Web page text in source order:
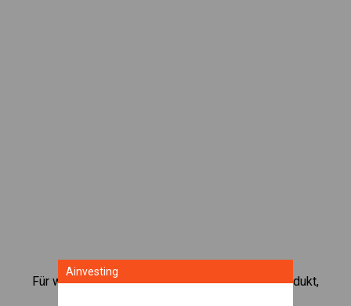
Für weitere Informationen zu diesem Anlageprodukt,
Ainvesting